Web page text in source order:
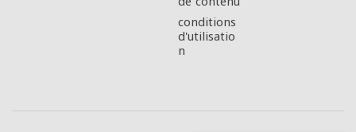
conditions
d'utilisatio
n